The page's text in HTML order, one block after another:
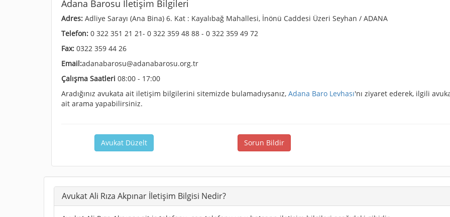
Adana Barosu İletişim Bilgileri
Adres: Adliye Sarayı (Ana Bina) 6. Kat : Kayalıbağ Mahallesi, İnönü Caddesi Üzeri Seyhan / ADANA
Telefon: 0 322 351 21 21- 0 322 359 48 88 - 0 322 359 49 72
Fax: 0322 359 44 26
Email:adanabarosu@adanabarosu.org.tr
Çalışma Saatleri 08:00 - 17:00
Aradığınız avukata ait iletişim bilgilerini sitemizde bulamadıysanız, Adana Baro Levhası'nı ziyaret ederek, ilgili
ait arama yapabilirsiniz.
Avukat Düzelt Sorun Bildir
Avukat Ali Rıza Akpınar İletişim Bilgisi Nedir?